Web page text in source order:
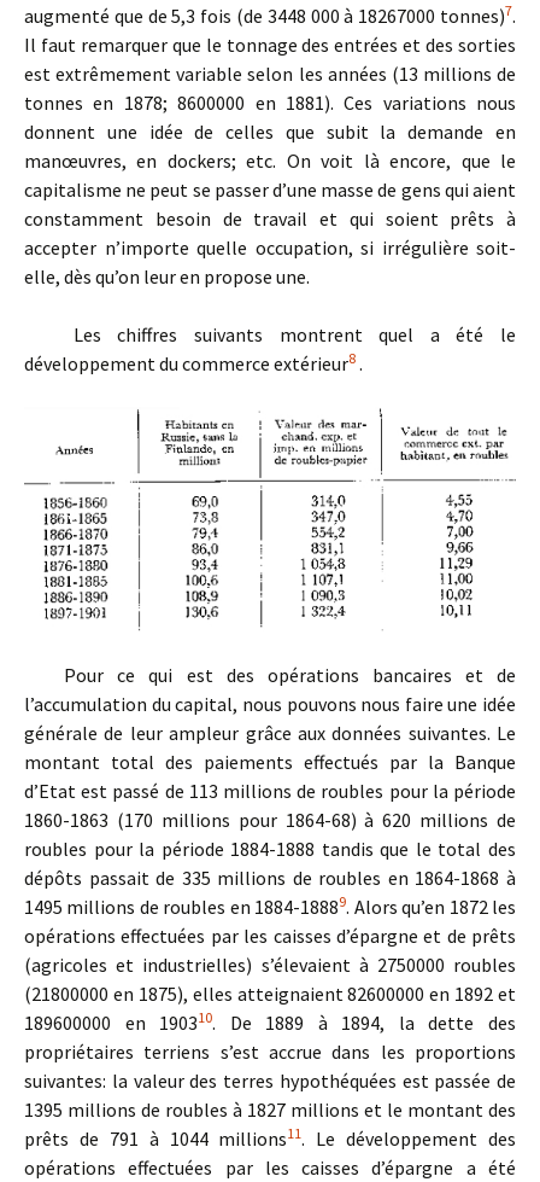
augmenté que de 5,3 fois (de 3448 000 à 18267000 tonnes)7.
Il faut remarquer que le tonnage des entrées et des sorties
est extrêmement variable selon les années (13 millions de
tonnes en 1878; 8600000 en 1881). Ces variations nous
donnent une idée de celles que subit la demande en
manœuvres, en dockers; etc. On voit là encore, que le
capitalisme ne peut se passer d’une masse de gens qui aient
constamment besoin de travail et qui soient prêts à
accepter n’importe quelle occupation, si irrégulière soit-
elle, dès qu’on leur en propose une.
Les chiffres suivants montrent quel a été le
développement du commerce extérieur8 .
Pour ce qui est des opérations bancaires et de
l’accumulation du capital, nous pouvons nous faire une idée
générale de leur ampleur grâce aux données suivantes. Le
montant total des paiements effectués par la Banque
d’Etat est passé de 113 millions de roubles pour la période
1860-1863 (170 millions pour 1864-68) à 620 millions de
roubles pour la période 1884-1888 tandis que le total des
dépôts passait de 335 millions de roubles en 1864-1868 à
1495 millions de roubles en 1884-18889. Alors qu’en 1872 les
opérations effectuées par les caisses d’épargne et de prêts
(agricoles et industrielles) s’élevaient à 2750000 roubles
(21800000 en 1875), elles atteignaient 82600000 en 1892 et
189600000 en 190310. De 1889 à 1894, la dette des
propriétaires terriens s’est accrue dans les proportions
suivantes: la valeur des terres hypothéquées est passée de
1395 millions de roubles à 1827 millions et le montant des
prêts de 791 à 1044 millions11. Le développement des
opérations effectuées par les caisses d’épargne a été